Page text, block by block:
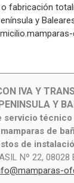
fabricación
y
IVA Y
Y
servicio
de
de
Nº 22, 08028